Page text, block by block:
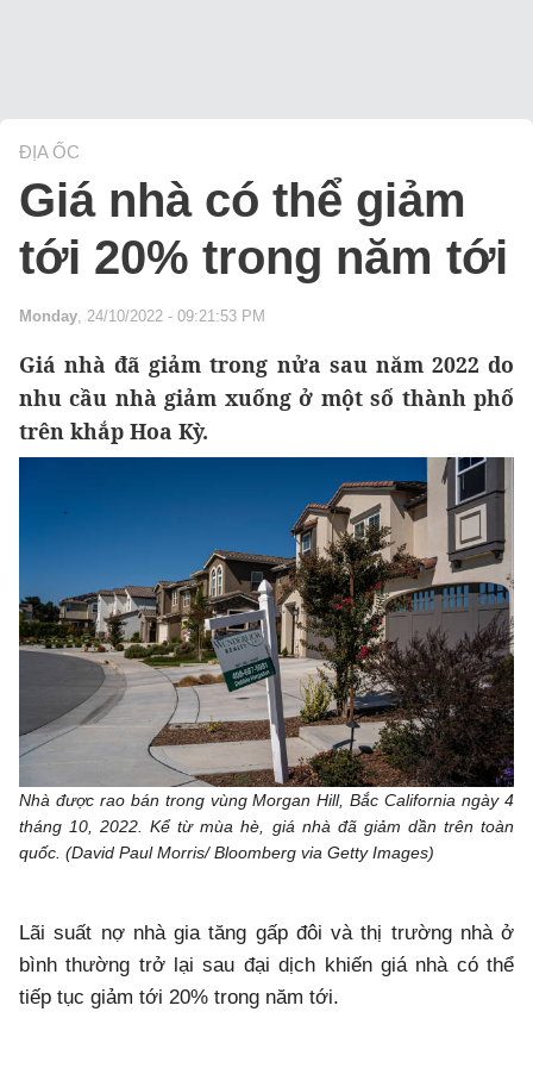
ĐỊA ỐC
Giá nhà có thể giảm
tới 20% trong năm tới
Monday, 24/10/2022 - 09:21:53 PM
Giá nhà đã giảm trong nửa sau năm 2022 do
nhu cầu nhà giảm xuống ở một số thành phố
trên khắp Hoa Kỳ.
Nhà được rao bán trong vùng Morgan Hill, Bắc California ngày 4
tháng 10, 2022. Kể từ mùa hè, giá nhà đã giảm dần trên toàn
quốc. (David Paul Morris/ Bloomberg via Getty Images)
Lãi suất nợ nhà gia tăng gấp đôi và thị trường nhà ở
bình thường trở lại sau đại dịch khiến giá nhà có thể
tiếp tục giảm tới 20% trong năm tới.